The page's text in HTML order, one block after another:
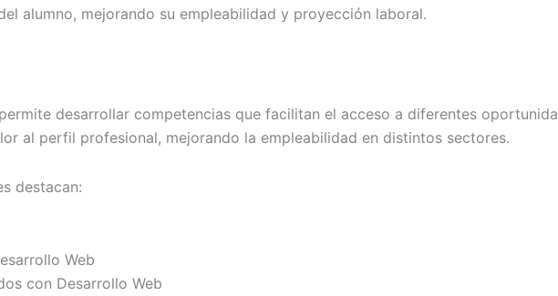
alumno, mejorando su empleabilidad y proyección laboral.
permite desarrollar competencias que facilitan el acceso a diferentes
al perfil profesional, mejorando la empleabilidad en distintos sectores.
destacan:
Web
con Desarrollo Web